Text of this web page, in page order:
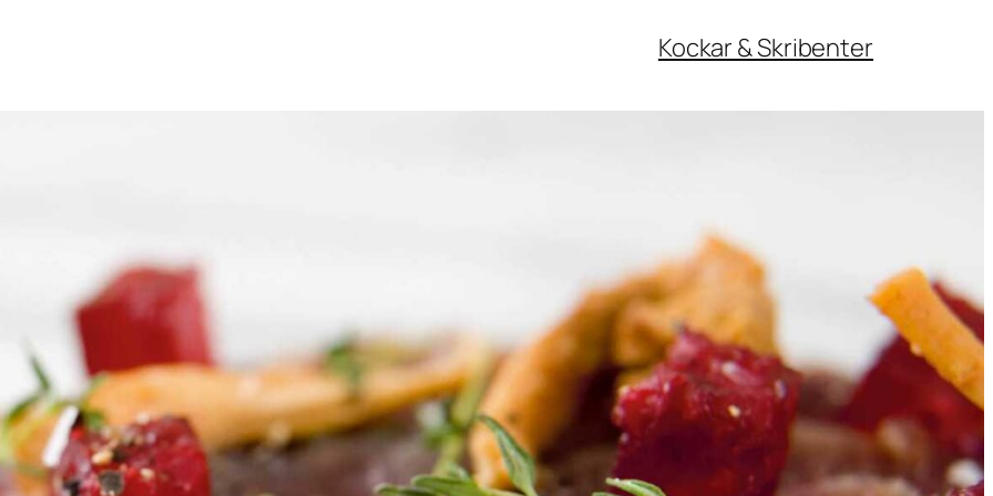
Kockar & Skribenter